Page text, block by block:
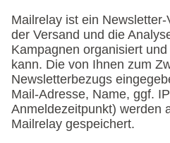
Mailrelay ist ein
der Versand und die
Kampagnen organisiert
kann. Die von Ihnen zum
Newsletterbezugs
Mail-Adresse, Name, ggf.
Anmeldezeitpunkt) werden
Mailrelay gespeichert.